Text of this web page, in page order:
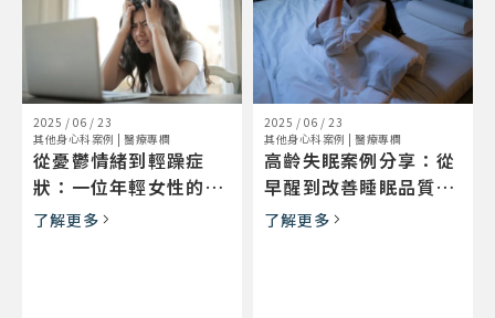
2025 / 06 / 23
其他身心科案例 | 醫療專欄
從憂鬱情緒到輕躁症
狀：一位年輕女性的雙
相情緒障礙診斷歷程
了解更多
2025 / 06 / 23
其他身心科案例 | 醫療專欄
高齡失眠案例分享：從
早醒到改善睡眠品質的
旅程
了解更多